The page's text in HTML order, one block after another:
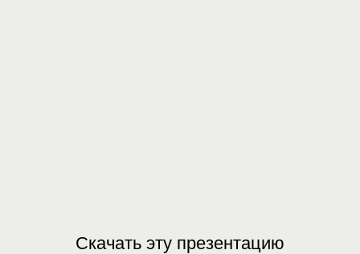
Скачать эту презентацию